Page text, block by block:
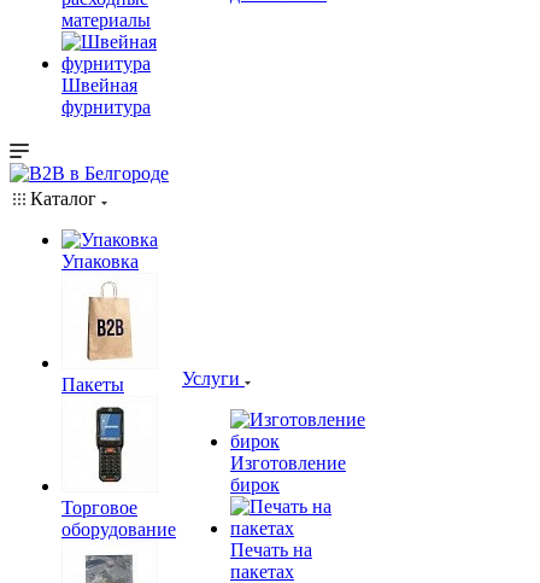
материалы
Швейная
фурнитура
Каталог
Упаковка
Пакеты
Торговое
оборудование
Услуги
Изготовление
бирок
Печать на
пакетах